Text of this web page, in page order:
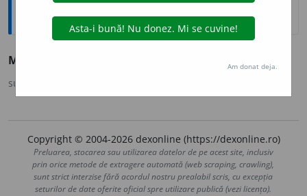
Sinonime
MAD
sursa:
Copyright © 2004-2026 dexonline (https://dexonline.ro)
Preluarea, stocarea sau utilizarea datelor de pe acest site, inclusiv
prin orice metode de extragere automată (web scraping, crawling),
sunt strict interzise fără acordul nostru prealabil scris, cu excepția
seturilor de date oferite oficial spre utilizare publică (vezi licența).
Am donat deja.